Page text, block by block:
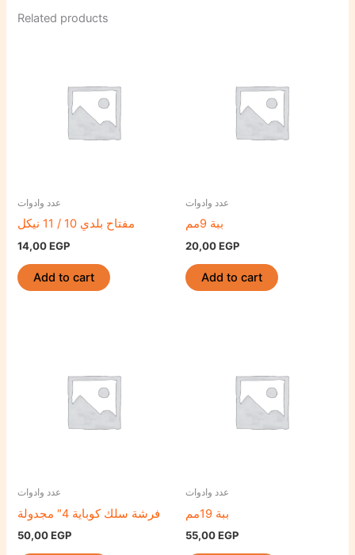
Related products
عدد وادوات
مفتاح بلدي 10 / 11 نيكل
14,00EGP
Add to cart
عدد وادوات
ببة 9مم
20,00EGP
Add to cart
عدد وادوات
فرشة سلك كوباية 4″ مجدولة
50,00EGP
عدد وادوات
ببة 19مم
55,00EGP